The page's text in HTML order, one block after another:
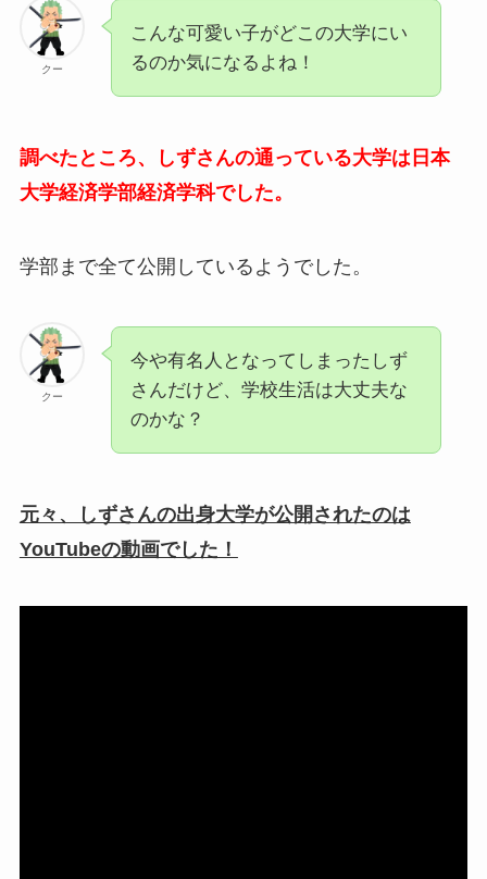
クー
こんな可愛い子がどこの大学にい
るのか気になるよね！
調べたところ、しずさんの通っている大学は日本
大学経済学部経済学科でした。
学部まで全て公開しているようでした。
クー
今や有名人となってしまったしず
さんだけど、学校生活は大丈夫な
のかな？
元々、しずさんの出身大学が公開されたのは
YouTubeの動画でした！